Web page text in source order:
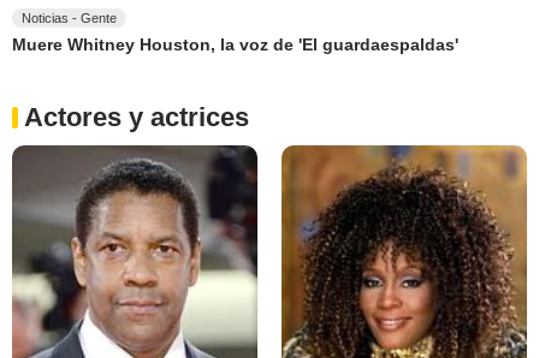
Noticias - Gente
Muere Whitney Houston, la voz de 'El guardaespaldas'
Actores y actrices